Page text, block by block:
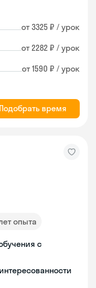
от 3325 ₽ / урок
от 2282 ₽ / урок
от 1590 ₽ / урок
Подобрать время
опыта
с